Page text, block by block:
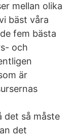
mellan olika
bäst våra
fem bästa
och
är
det så måste
det